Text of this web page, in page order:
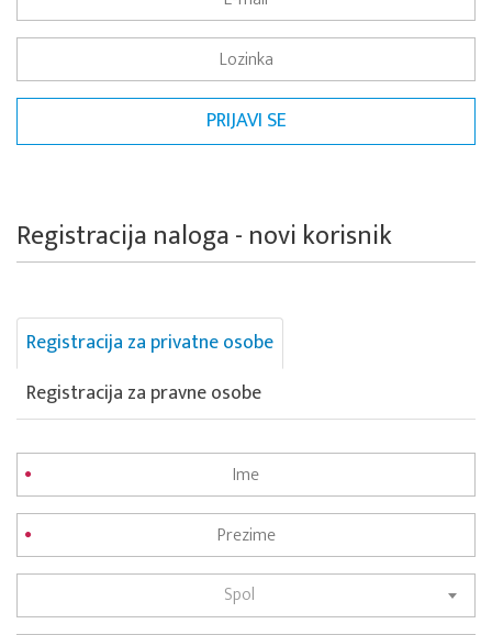
Registracija naloga - novi korisnik
Registracija za privatne osobe
Registracija za pravne osobe
Spol